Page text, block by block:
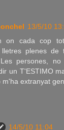
13/5/10
on cada cop
lletres plenes de
persones,
un T'ESTIMO
m'ha extranyat
14/5/10 11:04